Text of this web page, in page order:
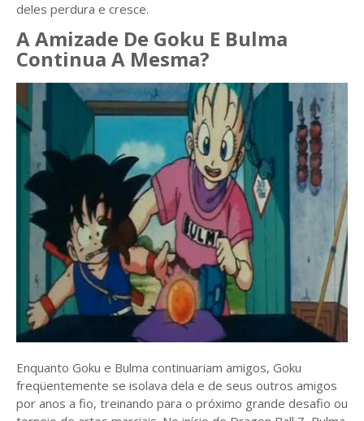
deles perdura e cresce.
A Amizade De Goku E Bulma
Continua A Mesma?
Enquanto Goku e Bulma continuariam amigos, Goku
freqüentemente se isolava dela e de seus outros amigos
por anos a fio, treinando para o próximo grande desafio ou